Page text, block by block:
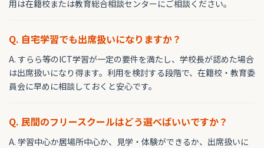
用は在籍校または教育総合相談センターにご相談ください。
Q. 自宅学習でも出席扱いになりますか？
A. すらら等のICT学習が一定の要件を満たし、学校長が認めた場合
は出席扱いになり得ます。利用を検討する段階で、在籍校・教育委
員会に早めに相談しておくと安心です。
Q. 民間のフリースクールはどう選べばいいですか？
A. 学習中心か居場所中心か、見学・体験ができるか、出席扱いに